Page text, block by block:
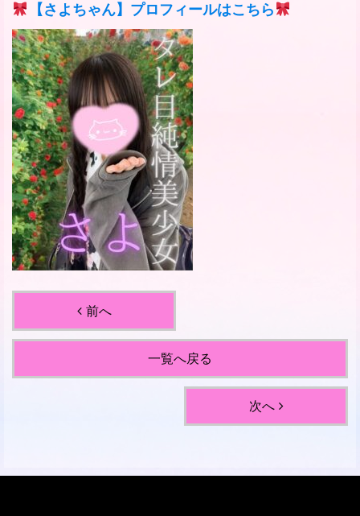
【さよちゃん】プロフィールはこちら
前へ
一覧へ戻る
次へ